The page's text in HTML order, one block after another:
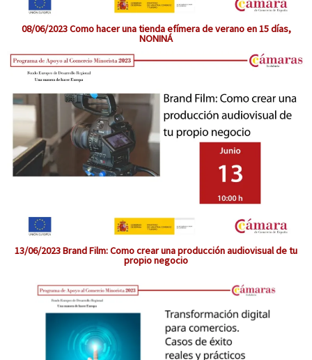
08/06/2023 Como hacer una tienda efímera de verano en 15 días,
NONINÁ
13/06/2023 Brand Film: Como crear una producción audiovisual de tu
propio negocio